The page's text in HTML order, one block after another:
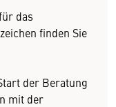
das
finden Sie
der Beratung
mit der